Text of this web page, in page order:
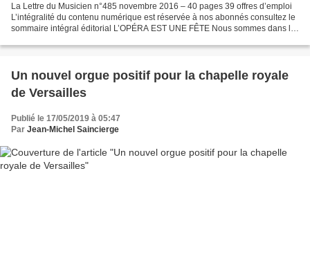
La Lettre du Musicien n°485 novembre 2016 – 40 pages 39 offres d’emploi
L’intégralité du contenu numérique est réservée à nos abonnés consultez le
sommaire intégral éditorial L’OPÉRA EST UNE FÊTE Nous sommes dans le
Un nouvel orgue positif pour la chapelle royale
de Versailles
Publié le 17/05/2019 à 05:47
Par Jean-Michel Saincierge